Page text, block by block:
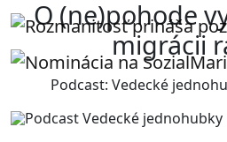
O (ne)pohode
migrácii
Podcast: Vedecké